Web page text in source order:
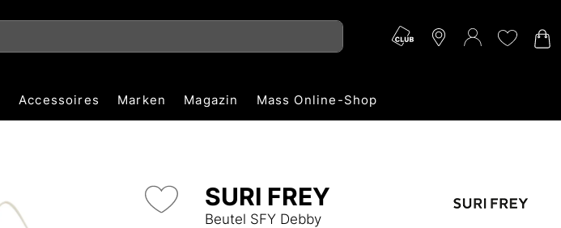
Accessoires Marken Magazin Mass Online-Shop
SURI FREY
Beutel SFY Debby